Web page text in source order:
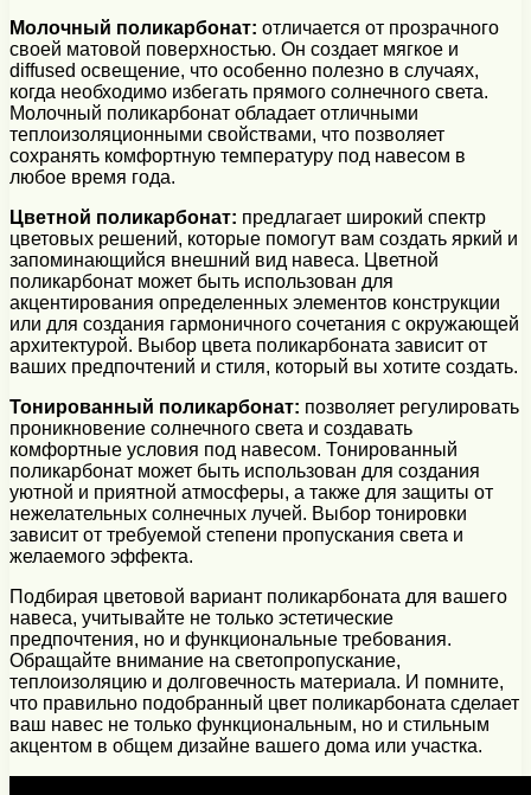
Молочный поликарбонат: отличается от прозрачного
своей матовой поверхностью. Он создает мягкое и
diffused освещение, что особенно полезно в случаях,
когда необходимо избегать прямого солнечного света.
Молочный поликарбонат обладает отличными
теплоизоляционными свойствами, что позволяет
сохранять комфортную температуру под навесом в
любое время года.
Цветной поликарбонат: предлагает широкий спектр
цветовых решений, которые помогут вам создать яркий и
запоминающийся внешний вид навеса. Цветной
поликарбонат может быть использован для
акцентирования определенных элементов конструкции
или для создания гармоничного сочетания с окружающей
архитектурой. Выбор цвета поликарбоната зависит от
ваших предпочтений и стиля, который вы хотите создать.
Тонированный поликарбонат: позволяет регулировать
проникновение солнечного света и создавать
комфортные условия под навесом. Тонированный
поликарбонат может быть использован для создания
уютной и приятной атмосферы, а также для защиты от
нежелательных солнечных лучей. Выбор тонировки
зависит от требуемой степени пропускания света и
желаемого эффекта.
Подбирая цветовой вариант поликарбоната для вашего
навеса, учитывайте не только эстетические
предпочтения, но и функциональные требования.
Обращайте внимание на светопропускание,
теплоизоляцию и долговечность материала. И помните,
что правильно подобранный цвет поликарбоната сделает
ваш навес не только функциональным, но и стильным
акцентом в общем дизайне вашего дома или участка.